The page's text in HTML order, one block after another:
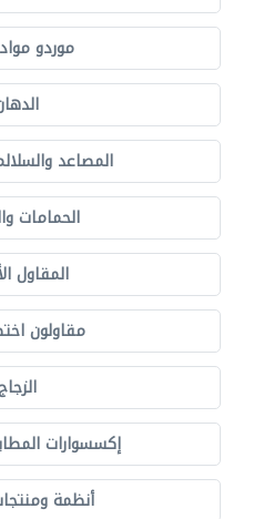
موردو مواد
المصاعد
الحمامات
المقاول
مقاولون
إكسسوارات
أنظمة